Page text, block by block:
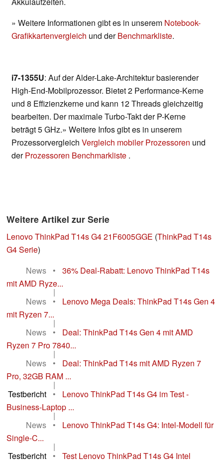
» Weitere Informationen gibt es in unserem Notebook-
Grafikkartenvergleich und derBenchmarkliste.
i7-1355U: Auf der Alder-Lake-Architektur basierender
High-End-Mobilprozessor. Bietet 2 Performance-Kerne
und 8 Effizienzkerne und kann 12 Threads gleichzeitig
bearbeiten. Der maximale Turbo-Takt der P-Kerne
beträgt 5 GHz.» Weitere Infos gibt es in unserem
Prozessorvergleich Vergleich mobiler Prozessoren und
derProzessoren Benchmarkliste .
Weitere Artikel zur Serie
Lenovo ThinkPad T14s G4 21F6005GGE (ThinkPad T14s
G4 Serie)
News
•
36% Deal-Rabatt: Lenovo ThinkPad T14s
mit AMD Ryze...
|
News
•
Lenovo Mega Deals: ThinkPad T14s Gen 4
mit Ryzen 7...
|
News
•
Deal: ThinkPad T14s Gen 4 mit AMD
Ryzen 7 Pro 7840...
|
News
•
Deal: ThinkPad T14s mit AMD Ryzen 7
Pro, 32GB RAM ...
|
Testbericht
•
Lenovo ThinkPad T14s G4 im Test -
Business-Laptop ...
|
News
•
Lenovo ThinkPad T14s G4: Intel-Modell für
Single-C...
|
Testbericht
•
Test Lenovo ThinkPad T14s G4 Intel